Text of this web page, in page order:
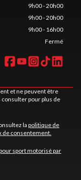
9h00 - 20h00
9h00 - 20h00
9h00 - 16h00
Fermé
et ne peuvent être
pour plus de
la politique de
de consentement.
sport motorisé par